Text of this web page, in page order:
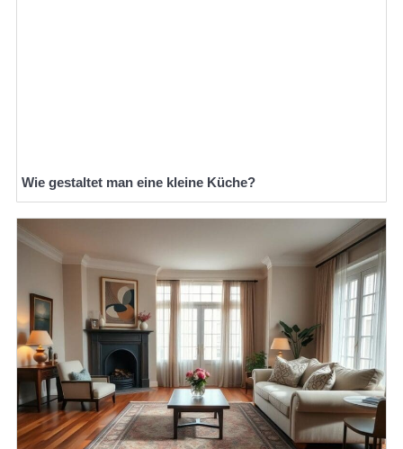
Wie gestaltet man eine kleine Küche?